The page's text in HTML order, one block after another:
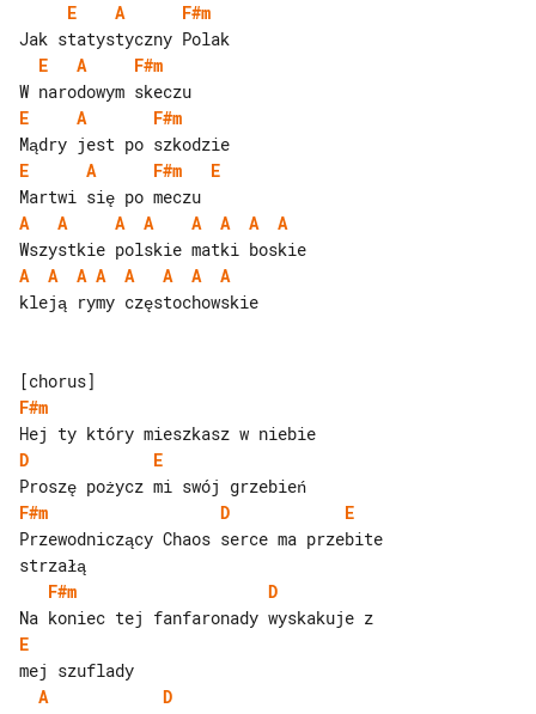
E A
F#m
E
A
F#m
E
A
F#m
E
A F#m
E
A
A A A A A A
A
A
A A A A A A
A
kleją rymy częstochowskie
F#m
D
E
F#m
D
E
Przewodniczący Chaos serce ma przebite
F#m
D
E
A
D